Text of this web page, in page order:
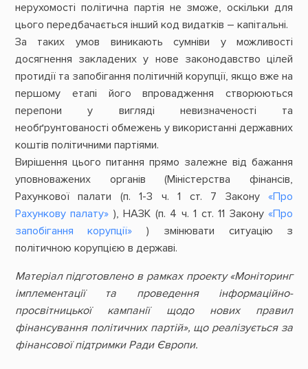
нерухомості політична партія не зможе, оскільки для
цього передбачається інший код видатків – капітальні.
За таких умов виникають сумніви у можливості
досягнення закладених у нове законодавство цілей
протидії та запобігання політичній корупції, якщо вже на
першому етапі його впровадження створюються
перепони у вигляді невизначеності та
необґрунтованості обмежень у використанні державних
коштів політичними партіями.
Вирішення цього питання прямо залежне від бажання
уповноважених органів (Міністерства фінансів,
Рахункової палати (п. 1-3 ч. 1 ст. 7 Закону«Про
Рахункову палату» ), НАЗК (п. 4 ч. 1 ст. 11 Закону«Про
запобігання корупції» ) змінювати ситуацію з
політичною корупцією в державі.
Матеріал підготовлено в рамках проекту «Моніторинг
імплементації та проведення інформаційно-
просвітницької кампанії щодо нових правил
фінансування політичних партій», що реалізується за
фінансової підтримки Ради Європи.